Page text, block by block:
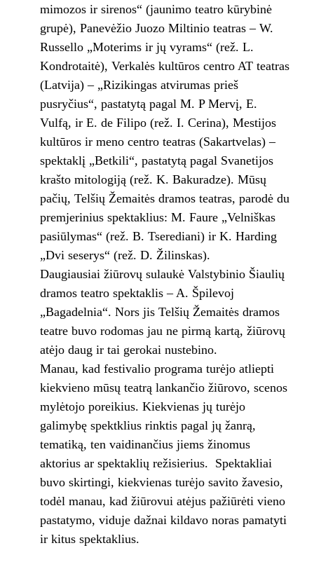
mimozos ir sirenos“ (jaunimo teatro kūrybinė
grupė), Panevėžio Juozo Miltinio teatras – W.
Russello „Moterims ir jų vyrams“ (rež. L.
Kondrotaitė), Verkalės kultūros centro AT teatras
(Latvija) – „Rizikingas atvirumas prieš
pusryčius“, pastatytą pagal M. P Mervį, E.
Vulfą, ir E. de Filipo (rež. I. Cerina), Mestijos
kultūros ir meno centro teatras (Sakartvelas) –
spektaklį „Betkili“, pastatytą pagal Svanetijos
krašto mitologiją (rež. K. Bakuradze). Mūsų
pačių, Telšių Žemaitės dramos teatras, parodė du
premjerinius spektaklius: M. Faure „Velniškas
pasiūlymas“ (rež. B. Tserediani) ir K. Harding
„Dvi seserys“ (rež. D. Žilinskas).
Daugiausiai žiūrovų sulaukė Valstybinio Šiaulių
dramos teatro spektaklis – A. Špilevoj
„Bagadelnia“. Nors jis Telšių Žemaitės dramos
teatre buvo rodomas jau ne pirmą kartą, žiūrovų
atėjo daug ir tai gerokai nustebino.
Manau, kad festivalio programa turėjo atliepti
kiekvieno mūsų teatrą lankančio žiūrovo, scenos
mylėtojo poreikius. Kiekvienas jų turėjo
galimybę spektklius rinktis pagal jų žanrą,
tematiką, ten vaidinančius jiems žinomus
aktorius ar spektaklių režisierius. Spektakliai
buvo skirtingi, kiekvienas turėjo savito žavesio,
todėl manau, kad žiūrovui atėjus pažiūrėti vieno
pastatymo, viduje dažnai kildavo noras pamatyti
ir kitus spektaklius.